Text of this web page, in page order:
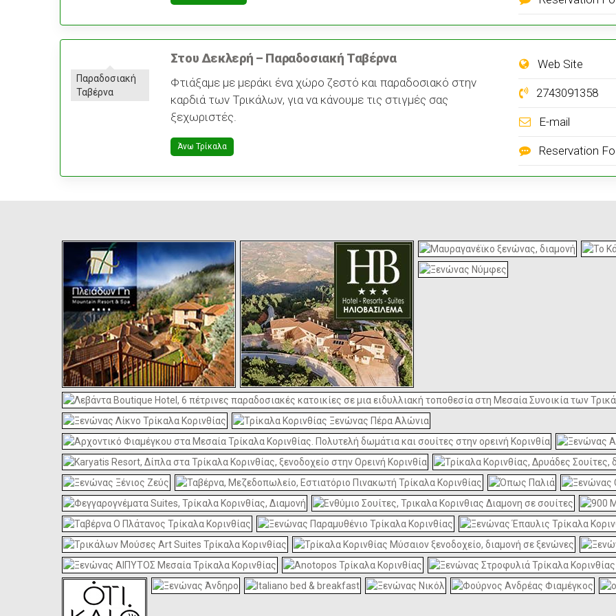
Παραδοσιακή
Ταβέρνα
Στου Δεκλερή – Παραδοσιακή Ταβέρνα
Φτιάξαμε με μεράκι ένα χώρο ζεστό και παραδοσιακό στην
καρδιά των Τρικάλων, για να κάνουμε τις στιγμές σας
ξεχωριστές.
Άνω Τρίκαλα
Web Site
2743091358
E-mail
Reservation